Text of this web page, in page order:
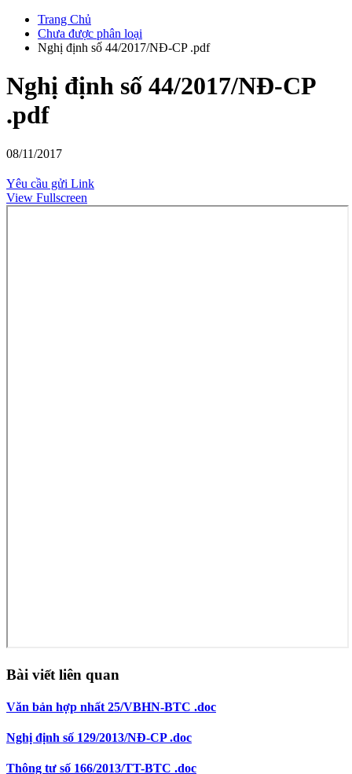
Trang Chủ
Chưa được phân loại
Nghị định số 44/2017/NĐ-CP .pdf
Nghị định số 44/2017/NĐ-CP
.pdf
08/11/2017
Yêu cầu gửi Link
View Fullscreen
Bài viết liên quan
Văn bản hợp nhất 25/VBHN-BTC .doc
Nghị định số 129/2013/NĐ-CP .doc
Thông tư số 166/2013/TT-BTC .doc